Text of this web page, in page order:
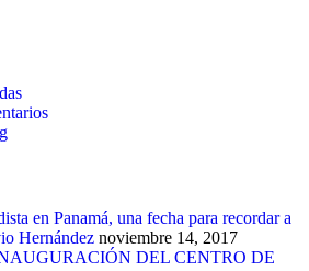
en Panamá, una fecha para recordar a
Hernández noviembre 14, 2017
DEL CENTRO DE